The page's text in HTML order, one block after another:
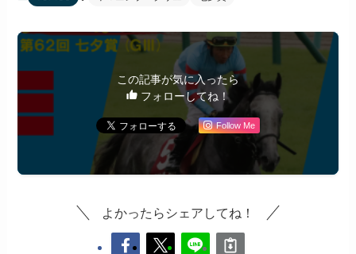
この記事が気に入ったら
フォローしてね！
Follow Me
よかったらシェアしてね！